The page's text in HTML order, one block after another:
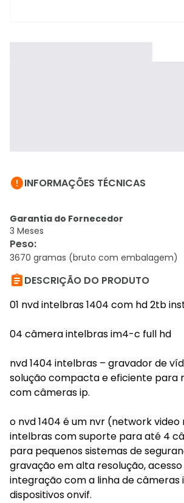
INFORMAÇÕES TÉCNICAS
Garantia do Fornecedor
3 Meses
Peso:
3670 gramas (bruto com embalagem)
DESCRIÇÃO DO PRODUTO
01 nvd intelbras 1404 com hd 2tb
04 câmera intelbras im4-c full hd
nvd 1404 intelbras – gravador de
solução compacta e eficiente para
com câmeras ip.
o nvd 1404 é um nvr (network
intelbras com suporte para até 4
para pequenos sistemas de
gravação em alta resolução,
integração com a linha de câmeras
dispositivos onvif.